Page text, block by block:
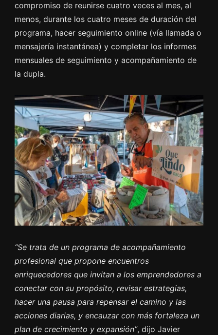
compromiso de reunirse cuatro veces al mes, al
menos, durante los cuatro meses de duración del
programa, hacer seguimiento online (vía llamada o
mensajería instantánea) y completar los informes
mensuales de seguimiento y acompañamiento de
la dupla.
“Se trata de un programa de acompañamiento
profesional que propone encuentros
enriquecedores que invitan a los emprendedores a
conectar con su propósito, revisar estrategias,
hacer una pausa para repensar el camino y las
acciones diarias, y encauzar con más fortaleza un
plan de crecimiento y expansión”, dijo Javier